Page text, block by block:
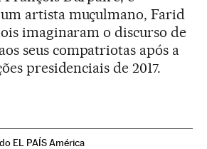
artista muçulmano, Farid
imaginaram o discurso de
seus compatriotas após a
presidenciais de 2017.
EL PAÍS América